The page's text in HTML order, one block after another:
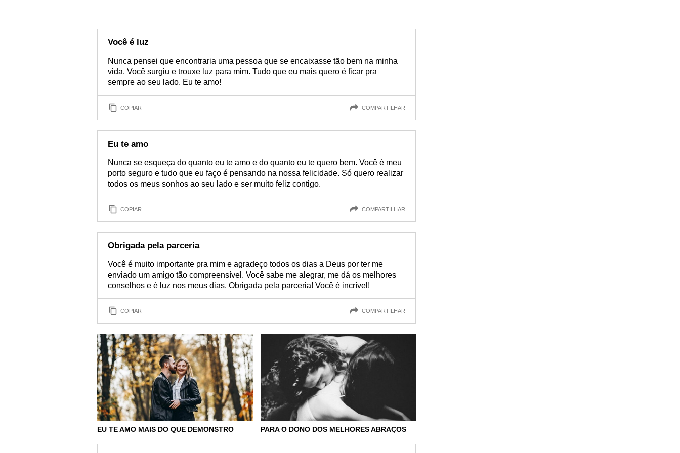
Você é luz
Nunca pensei que encontraria uma pessoa que se encaixasse tão bem na minha
vida. Você surgiu e trouxe luz para mim. Tudo que eu mais quero é ficar pra
sempre ao seu lado. Eu te amo!
COPIAR COMPARTILHAR
Eu te amo
Nunca se esqueça do quanto eu te amo e do quanto eu te quero bem. Você é meu
porto seguro e tudo que eu faço é pensando na nossa felicidade. Só quero realizar
todos os meus sonhos ao seu lado e ser muito feliz contigo.
COPIAR COMPARTILHAR
Obrigada pela parceria
Você é muito importante pra mim e agradeço todos os dias a Deus por ter me
enviado um amigo tão compreensível. Você sabe me alegrar, me dá os melhores
conselhos e é luz nos meus dias. Obrigada pela parceria! Você é incrível!
COPIAR COMPARTILHAR
EU TE AMO MAIS DO QUE DEMONSTRO PARA O DONO DOS MELHORES ABRAÇOS